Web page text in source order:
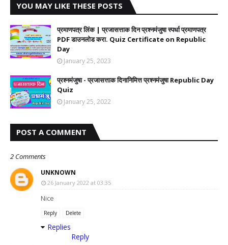
YOU MAY LIKE THESE POSTS
प्रमाणपत्र लिंक | प्रजासत्ताक दिन प्रश्नमंजुषा स्पर्धा प्रमाणपत्र
PDF डाउनलोड करा. Quiz Certificate on Republic
Day
January 25, 2023
प्रश्नमंजुषा - प्रजासत्ताक दिनानिमित्त प्रश्नमंजुषा Republic Day
Quiz
January 25, 2022
POST A COMMENT
2 Comments
UNKNOWN
26 January 2022 at 03:35
Nice
Reply Delete
Replies
Reply